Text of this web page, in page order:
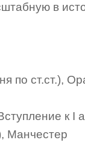
в
по ст.ст.),
к I
Манчестер